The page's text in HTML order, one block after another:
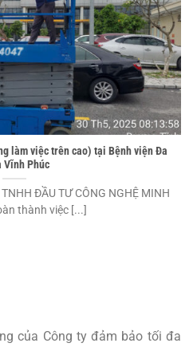
làm việc trên cao) tại Bệnh viện Đa
Vĩnh Phúc
ĐẦU TƯ CÔNG NGHỆ MINH
thành việc [...]
của Công ty đảm bảo tối đa